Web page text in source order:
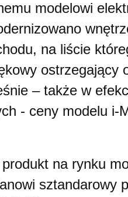
modelowi
na liście
ostrzegający
– także w
- ceny modelu i-
produkt na rynku
sztandarowy